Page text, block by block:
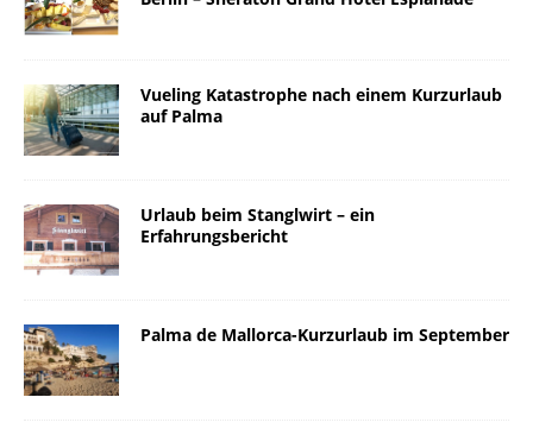
Vueling Katastrophe nach einem Kurzurlaub
auf Palma
Urlaub beim Stanglwirt – ein
Erfahrungsbericht
Palma de Mallorca-Kurzurlaub im September